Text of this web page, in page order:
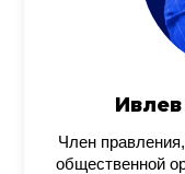
Член
общественной